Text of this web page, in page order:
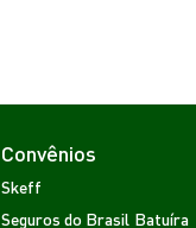
Convênios
Skeff
Seguros do Brasil Batuíra